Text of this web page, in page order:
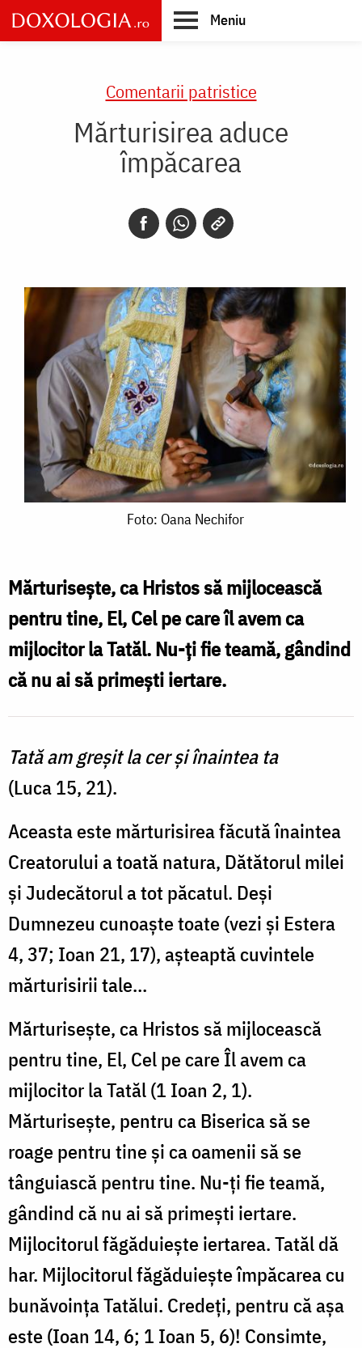
Skip
to
main
Meniu
Comentarii patristice
Mărturisirea aduce
împăcarea
Foto: Oana Nechifor
Mărturisește, ca Hristos să mijlocească
pentru tine, El, Cel pe care îl avem ca
mijlocitor la Tatăl. Nu-ți fie teamă, gândind
că nu ai să primești iertare.
Tată am greşit la cer şi înaintea ta
(Luca 15, 21).
Aceasta este mărturisirea făcută înaintea
Creatorului a toată natura, Dătătorul milei
și Judecătorul a tot păcatul. Deși
Dumnezeu cunoaște toate (vezi și Estera
4, 37; Ioan 21, 17), așteaptă cuvintele
mărturisirii tale…
Mărturisește, ca Hristos să mijlocească
pentru tine, El, Cel pe care Îl avem ca
mijlocitor la Tatăl (1 Ioan 2, 1).
Mărturisește, pentru ca Biserica să se
roage pentru tine și ca oamenii să se
tânguiască pentru tine. Nu-ți fie teamă,
gândind că nu ai să primești iertare.
Mijlocitorul făgăduiește iertarea. Tatăl dă
har. Mijlocitorul făgăduiește împăcarea cu
bunăvoința Tatălui. Credeți, pentru că așa
este (Ioan 14, 6; 1 Ioan 5, 6)! Consimte,